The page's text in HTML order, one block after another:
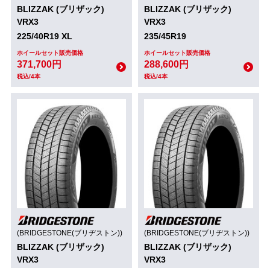
BLIZZAK (ブリザック)
VRX3
225/40R19 XL
ホイールセット販売価格
371,700円
税込/4本
BLIZZAK (ブリザック)
VRX3
235/45R19
ホイールセット販売価格
288,600円
税込/4本
(BRIDGESTONE(ブリヂストン))
BLIZZAK (ブリザック)
VRX3
(BRIDGESTONE(ブリヂストン))
BLIZZAK (ブリザック)
VRX3